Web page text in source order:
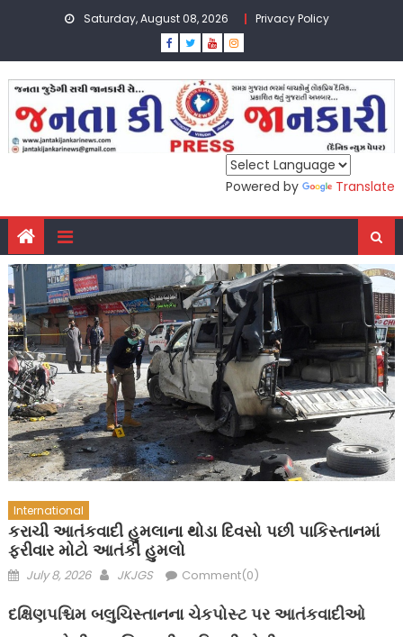
Saturday, August 08, 2026 Privacy Policy
Powered by Translate
International
કરાચી આતંકવાદી હુમલાના થોડા દિવસો પછી પાકિસ્તાનમાં
ફરીવાર મોટો આતંકી હુમલો
Posted
July 8, 2026 Author
JKJGS Comment(0)
દક્ષિણપશ્ચિમ બલુચિસ્તાનના ચેકપોસ્ટ પર આતંકવાદીઓ